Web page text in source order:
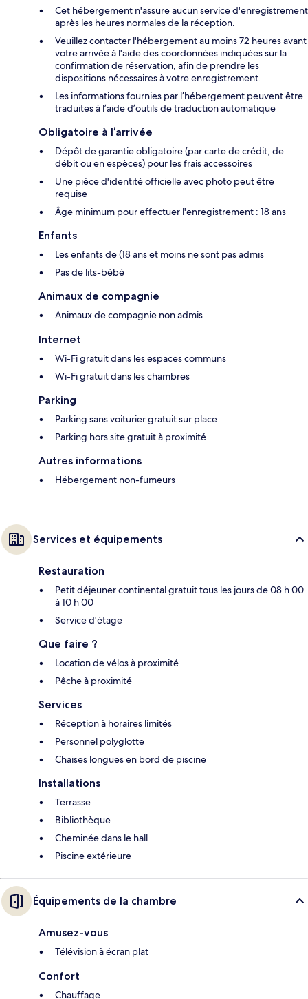
Cet hébergement n'assure aucun service d'enregistrement
après les heures normales de la réception.
Veuillez contacter l'hébergement au moins 72 heures avant
votre arrivée à l'aide des coordonnées indiquées sur la
confirmation de réservation, afin de prendre les
dispositions nécessaires à votre enregistrement.
Les informations fournies par l’hébergement peuvent être
traduites à l’aide d’outils de traduction automatique
Obligatoire à l’arrivée
Dépôt de garantie obligatoire (par carte de crédit, de
débit ou en espèces) pour les frais accessoires
Une pièce d'identité officielle avec photo peut être
requise
Âge minimum pour effectuer l'enregistrement : 18 ans
Enfants
Les enfants de (18 ans et moins ne sont pas admis
Pas de lits-bébé
Animaux de compagnie
Animaux de compagnie non admis
Internet
Wi-Fi gratuit dans les espaces communs
Wi-Fi gratuit dans les chambres
Parking
Parking sans voiturier gratuit sur place
Parking hors site gratuit à proximité
Autres informations
Hébergement non-fumeurs
Services et équipements
Restauration
Petit déjeuner continental gratuit tous les jours de 08 h 00
à 10 h 00
Service d'étage
Que faire ?
Location de vélos à proximité
Pêche à proximité
Services
Réception à horaires limités
Personnel polyglotte
Chaises longues en bord de piscine
Installations
Terrasse
Bibliothèque
Cheminée dans le hall
Piscine extérieure
Équipements de la chambre
Amusez-vous
Télévision à écran plat
Confort
Chauffage